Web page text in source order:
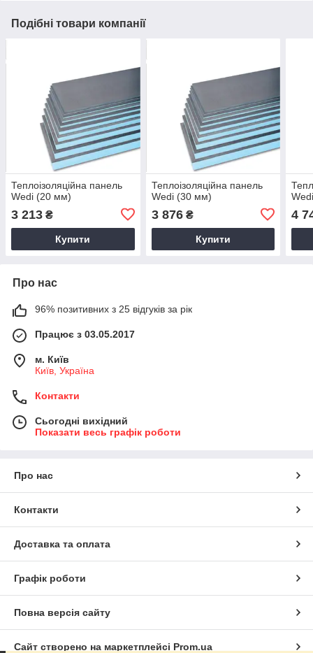
Подібні товари компанії
Теплоізоляційна панель
Wedi (20 мм)
3 213 ₴
Купити
Теплоізоляційна панель
Wedi (30 мм)
3 876₴
Купити
4
Про нас
96% позитивних з 25 відгуків за рік
Працює з 03.05.2017
м. Київ
Київ, Україна
Контакти
Сьогодні вихідний
Показати весь графік роботи
Про нас
Контакти
Доставка та оплата
Графік роботи
Повна версія сайту
Сайт створено на маркетплейсі Prom.ua